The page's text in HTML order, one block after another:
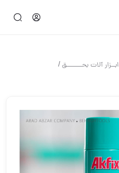
ابــزار آلات بحــــــــق/